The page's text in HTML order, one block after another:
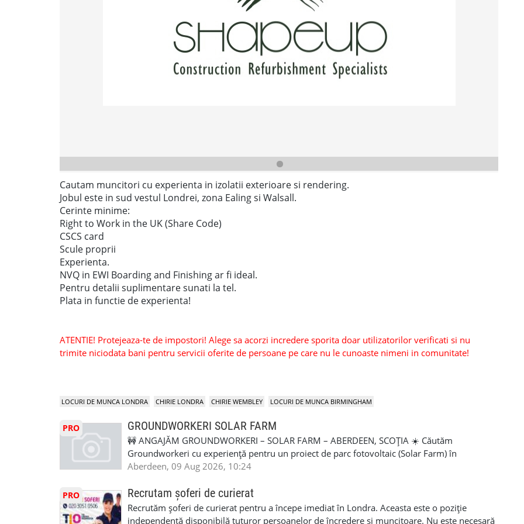
Cautam muncitori cu experienta in izolatii exterioare si rendering.
Jobul este in sud vestul Londrei, zona Ealing si Walsall.
Cerinte minime:
Right to Work in the UK (Share Code)
CSCS card
Scule proprii
Experienta.
NVQ in EWI Boarding and Finishing ar fi ideal.
Pentru detalii suplimentare sunati la tel.
Plata in functie de experienta!
ATENTIE! Protejeaza-te de impostori! Alege sa acorzi incredere sporita doar utilizatorilor verificati si nu
trimite niciodata bani pentru servicii oferite de persoane pe care nu le cunoaste nimeni in comunitate!
LOCURI DE MUNCA LONDRA CHIRIE LONDRA CHIRIE WEMBLEY LOCURI DE MUNCA BIRMINGHAM
PRO GROUNDWORKERI SOLAR FARM
🚧 ANGAJĂM GROUNDWORKERI – SOLAR FARM – ABERDEEN, SCOȚIA ☀️ Căutăm
Groundworkeri cu experiență pentru un proiect de parc fotovoltaic (Solar Farm) în
Aberdeen, Scoția. 📍 Locație: Aberdeen, Scoția 📅 Durata proiectului: aproximativ 5 luni, cu
🏠 Cazare asigurată 🚐 Transport asigurat ⏰ Program: 07:00 – 17:00 💷 10 ore plătite pe zi
🍽️ Pauză de masă: 30 minute – plătită 🦺 În fiecare dimineață: Short Briefing / Safety
Briefing – aproximativ 15–30 minute 💰 Salariu negociabil, în funcție de experiență, calificări
Aberdeen, 09 Aug 2026, 10:24
PRO Recrutam șoferi de curierat
Recrutăm șoferi de curierat pentru a începe imediat în Londra. Aceasta este o poziție
independentă disponibilă tuturor persoanelor de încredere și muncitoare. Nu este necesară